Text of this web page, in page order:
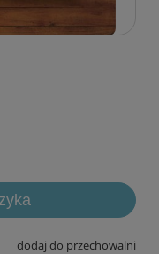
dodaj do przechowalni